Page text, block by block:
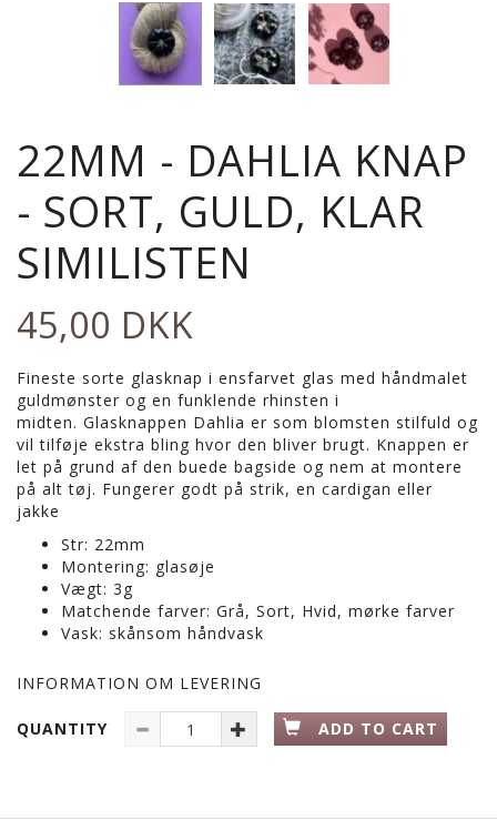
22MM - DAHLIA KNAP
- SORT, GULD, KLAR
SIMILISTEN
45,00 DKK
Fineste sorte glasknap i ensfarvet glas med håndmalet
guldmønster og en funklende rhinsten i
midten. Glasknappen Dahlia er som blomsten stilfuld og
vil tilføje ekstra bling hvor den bliver brugt. Knappen er
let på grund af den buede bagside og nem at montere
på alt tøj. Fungerer godt på strik, en cardigan eller
jakke
Str: 22mm
Montering: glasøje
Vægt: 3g
Matchende farver: Grå, Sort, Hvid, mørke farver
Vask: skånsom håndvask
INFORMATION OM LEVERING
QUANTITY ADD TO CART